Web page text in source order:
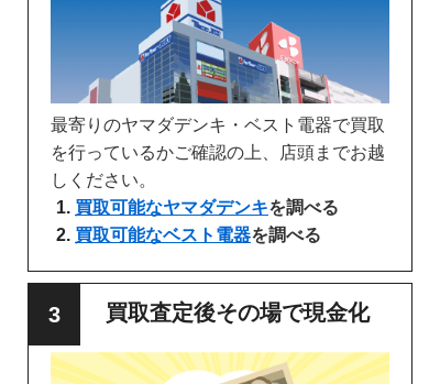
最寄りのヤマダデンキ・ベスト電器で買取
を行っているかご確認の上、店頭までお越
しください。
買取可能なヤマダデンキを調べる
買取可能なベスト電器を調べる
買取査定後その場で現金化